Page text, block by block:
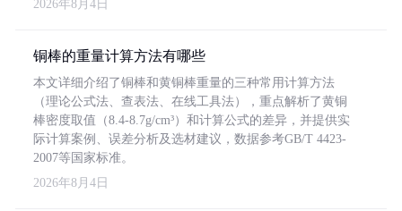
2026年8月4日
铜棒的重量计算方法有哪些
本文详细介绍了铜棒和黄铜棒重量的三种常用计算方法
（理论公式法、查表法、在线工具法），重点解析了黄铜
棒密度取值（8.4-8.7g/cm³）和计算公式的差异，并提供实
际计算案例、误差分析及选材建议，数据参考GB/T 4423-
2007等国家标准。
2026年8月4日